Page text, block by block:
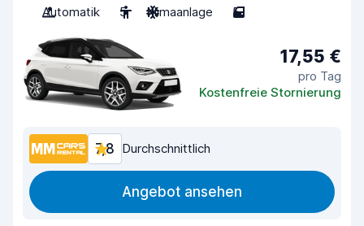
Automatik 5 Klimaanlage 5
17,55 €
pro Tag
Kostenfreie Stornierung
7,8 Durchschnittlich
Angebot ansehen